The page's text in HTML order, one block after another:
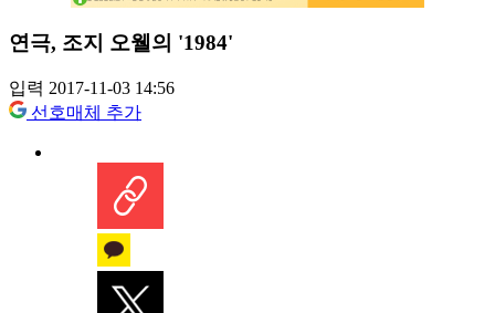
연극, 조지 오웰의 '1984'
입력 2017-11-03 14:56
선호매체 추가